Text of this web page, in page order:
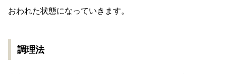
おわれた状態になっていきます。
調理法